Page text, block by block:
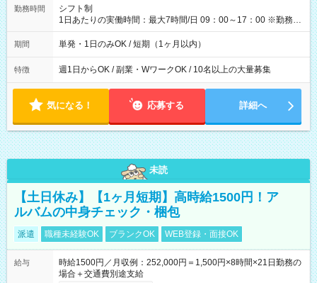
間】試用期間なし
勤務時間
シフト制
1日あたりの実働時間：最大7時間/日 09：00～17：00 ※勤務時
間は 試験により異なります。
期間 単発・1日のみOK / 短期（1ヶ月以内）
特徴 週1日からOK / 副業・WワークOK / 10名以上の大量募集
気になる！ 応募する 詳細へ
未読
【土日休み】【1ヶ月短期】高時給1500円！ア
ルバムの中身チェック・梱包
派遣 職種未経験OK ブランクOK WEB登録・面接OK
給与
時給1500円／月収例：252,000円＝1,500円×8時間×21日勤務の
場合＋交通費別途支給